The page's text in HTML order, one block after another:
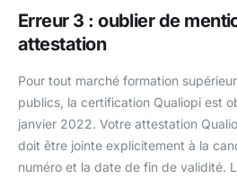
Erreur 3 : oublier de
attestation
Pour tout marché formation
publics, la certification Qualiopi est
janvier 2022. Votre attestation
doit être jointe explicitement à la
numéro et la date de fin de validité.